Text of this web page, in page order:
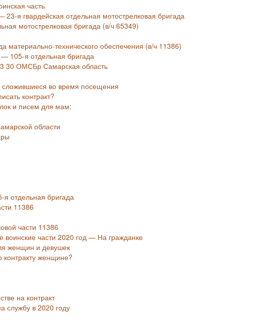
часть
23-я гвардейская отдельная мотострелковая бригада
мотострелковая бригада (в/ч 65349)
материально-технического обеспечения (в/ч 11386)
105-я отдельная бригада
30 ОМСБр Самарская область
во время посещения
контракт?
и писем для мам:
области
я отдельная бригада
11386
части 11386
воинские части 2020 год — На гражданке
женщин и девушек
контракту женщине?
на контракт
службу в 2020 году